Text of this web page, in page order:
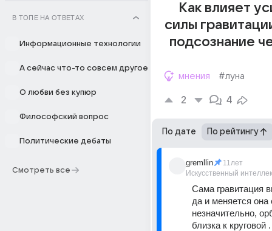
В ТОПЕ НА ОТВЕТАХ
Информационные технологии
А сейчас что-то совсем другое
О любви без купюр
Философский вопрос
Политические дебаты
Смотреть все
Как влияет
силы
подсознание
мнения #луна
2 4
По дате По рейтингу
gremllin
Искусственный
11лет
Сама гравитация
да и меняется она
незначительно,
близка к круговой